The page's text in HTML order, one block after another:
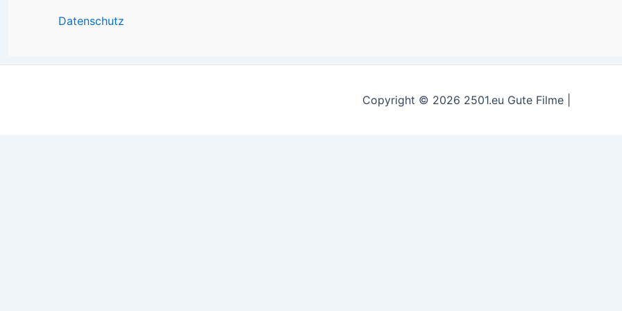
Datenschutz
Copyright © 2026 2501.eu Gute Filme |